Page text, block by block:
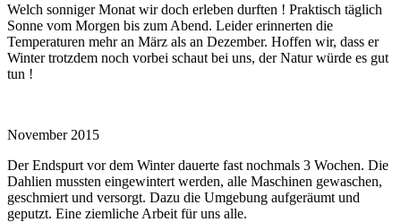
Welch sonniger Monat wir doch erleben durften ! Praktisch täglich
Sonne vom Morgen bis zum Abend. Leider erinnerten die
Temperaturen mehr an März als an Dezember. Hoffen wir, dass er
Winter trotzdem noch vorbei schaut bei uns, der Natur würde es gut
tun !
November 2015
Der Endspurt vor dem Winter dauerte fast nochmals 3 Wochen. Die
Dahlien mussten eingewintert werden, alle Maschinen gewaschen,
geschmiert und versorgt. Dazu die Umgebung aufgeräumt und
geputzt. Eine ziemliche Arbeit für uns alle.